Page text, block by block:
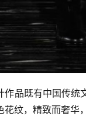
作品既有中国传统
花纹，精致而奢华